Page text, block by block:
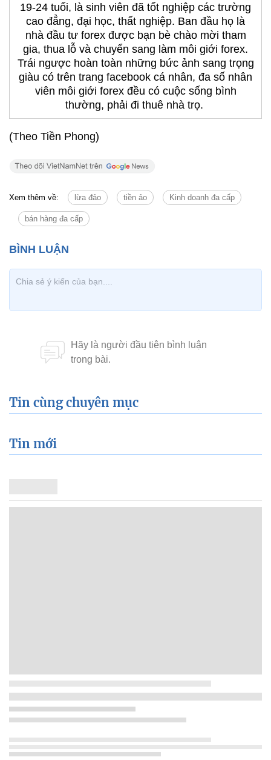
19-24 tuổi, là sinh viên đã tốt nghiệp các trường
cao đẳng, đại học, thất nghiệp. Ban đầu họ là
nhà đầu tư forex được bạn bè chào mời tham
gia, thua lỗ và chuyển sang làm môi giới forex.
Trái ngược hoàn toàn những bức ảnh sang trọng
giàu có trên trang facebook cá nhân, đa số nhân
viên môi giới forex đều có cuộc sống bình
thường, phải đi thuê nhà trọ.
(Theo Tiền Phong)
Xem thêm về: lừa đảo tiền ảo Kinh doanh đa cấp
bán hàng đa cấp
Tin cùng chuyên mục
Tin mới